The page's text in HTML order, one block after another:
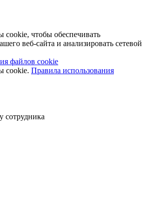
чтобы обеспечивать
веб-сайта и анализировать сетевой
файлов cookie
cookie. Правила использования
сотрудника